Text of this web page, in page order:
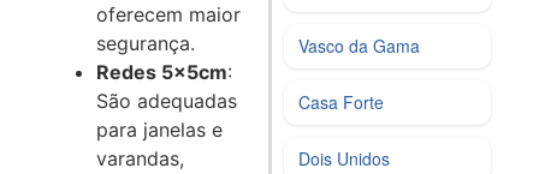
oferecem maior
segurança.
Redes 5x5cm:
São adequadas
para janelas e
varandas,
Vasco da Gama
Casa Forte
Dois Unidos